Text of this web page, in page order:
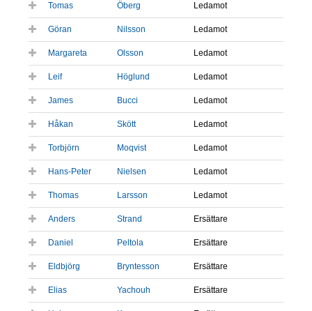
Tomas Öberg Ledamot
Göran Nilsson Ledamot
Margareta Olsson Ledamot
Leif Höglund Ledamot
James Bucci Ledamot
Håkan Skött Ledamot
Torbjörn Moqvist Ledamot
Hans-Peter Nielsen Ledamot
Thomas Larsson Ledamot
Anders Strand Ersättare
Daniel Peltola Ersättare
Eldbjörg Bryntesson Ersättare
Elias Yachouh Ersättare